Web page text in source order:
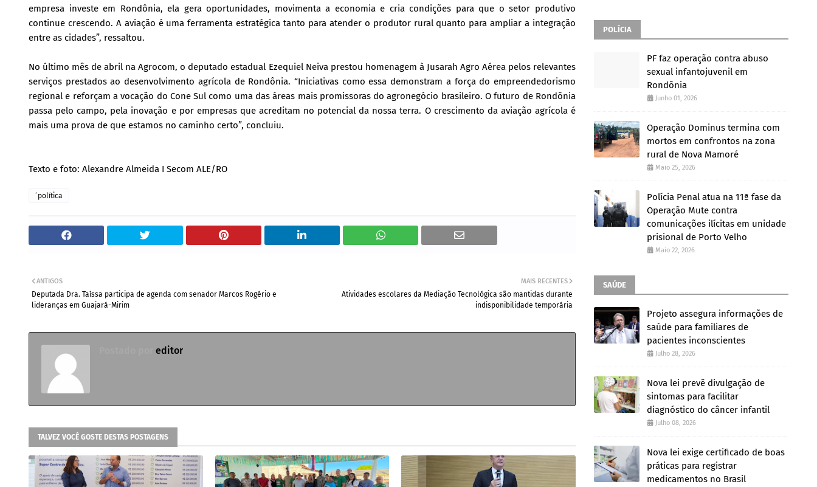
empresa investe em Rondônia, ela gera oportunidades, movimenta a economia e cria condições para que o setor produtivo
continue crescendo. A aviação é uma ferramenta estratégica tanto para atender o produtor rural quanto para ampliar a integração
entre as cidades”, ressaltou.
No último mês de abril na Agrocom, o deputado estadual Ezequiel Neiva prestou homenagem à Jusarah Agro Aérea pelos relevantes
serviços prestados ao desenvolvimento agrícola de Rondônia. “Iniciativas como essa demonstram a força do empreendedorismo
regional e reforçam a vocação do Cone Sul como uma das áreas mais promissoras do agronegócio brasileiro. O futuro de Rondônia
passa pelo campo, pela inovação e por empresas que acreditam no potencial da nossa terra. O crescimento da aviação agrícola é
mais uma prova de que estamos no caminho certo”, concluiu.
Texto e foto: Alexandre Almeida I Secom ALE/RO
´política
MAIS RECENTES
Atividades escolares da Mediação Tecnológica são mantidas durante
indisponibilidade temporária
ANTIGOS
Deputada Dra. Taíssa participa de agenda com senador Marcos Rogério e
lideranças em Guajará-Mirim
editor
TALVEZ VOCÊ GOSTE DESTAS POSTAGENS
POLÍCIA
PF faz operação contra abuso
sexual infantojuvenil em
Rondônia
Junho 01, 2026
Operação Dominus termina com
mortos em confrontos na zona
rural de Nova Mamoré
Maio 25, 2026
Polícia Penal atua na 11ª fase da
Operação Mute contra
comunicações ilícitas em unidade
prisional de Porto Velho
Maio 22, 2026
SAÚDE
Projeto assegura informações de
saúde para familiares de
pacientes inconscientes
Julho 28, 2026
Nova lei prevê divulgação de
sintomas para facilitar
diagnóstico do câncer infantil
Julho 08, 2026
Nova lei exige certificado de boas
práticas para registrar
medicamentos no Brasil